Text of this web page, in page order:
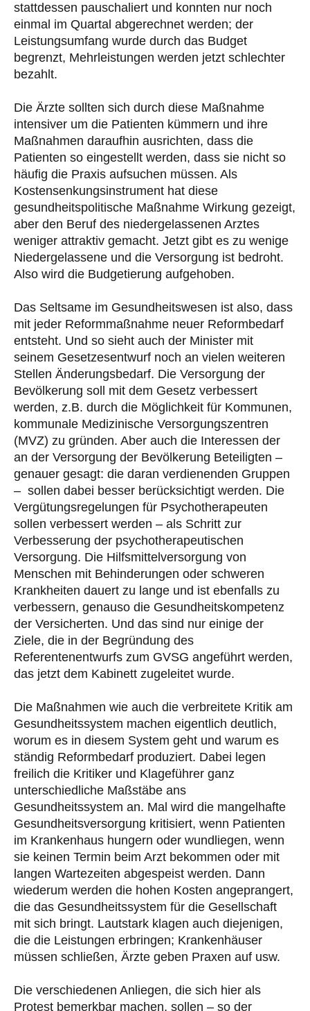
stattdessen pauschaliert und konnten nur noch
einmal im Quartal abgerechnet werden; der
Leistungsumfang wurde durch das Budget
begrenzt, Mehrleistungen werden jetzt schlechter
bezahlt.
Die Ärzte sollten sich durch diese Maßnahme
intensiver um die Patienten kümmern und ihre
Maßnahmen daraufhin ausrichten, dass die
Patienten so eingestellt werden, dass sie nicht so
häufig die Praxis aufsuchen müssen. Als
Kostensenkungsinstrument hat diese
gesundheitspolitische Maßnahme Wirkung gezeigt,
aber den Beruf des niedergelassenen Arztes
weniger attraktiv gemacht. Jetzt gibt es zu wenige
Niedergelassene und die Versorgung ist bedroht.
Also wird die Budgetierung aufgehoben.
Das Seltsame im Gesundheitswesen ist also, dass
mit jeder Reformmaßnahme neuer Reformbedarf
entsteht. Und so sieht auch der Minister mit
seinem Gesetzesentwurf noch an vielen weiteren
Stellen Änderungsbedarf. Die Versorgung der
Bevölkerung soll mit dem Gesetz verbessert
werden, z.B. durch die Möglichkeit für Kommunen,
kommunale Medizinische Versorgungszentren
(MVZ) zu gründen. Aber auch die Interessen der
an der Versorgung der Bevölkerung Beteiligten –
genauer gesagt: die daran verdienenden Gruppen
– sollen dabei besser berücksichtigt werden. Die
Vergütungsregelungen für Psychotherapeuten
sollen verbessert werden – als Schritt zur
Verbesserung der psychotherapeutischen
Versorgung. Die Hilfsmittelversorgung von
Menschen mit Behinderungen oder schweren
Krankheiten dauert zu lange und ist ebenfalls zu
verbessern, genauso die Gesundheitskompetenz
der Versicherten. Und das sind nur einige der
Ziele, die in der Begründung des
Referentenentwurfs zum GVSG angeführt werden,
das jetzt dem Kabinett zugeleitet wurde.
Die Maßnahmen wie auch die verbreitete Kritik am
Gesundheitssystem machen eigentlich deutlich,
worum es in diesem System geht und warum es
ständig Reformbedarf produziert. Dabei legen
freilich die Kritiker und Klageführer ganz
unterschiedliche Maßstäbe ans
Gesundheitssystem an. Mal wird die mangelhafte
Gesundheitsversorgung kritisiert, wenn Patienten
im Krankenhaus hungern oder wundliegen, wenn
sie keinen Termin beim Arzt bekommen oder mit
langen Wartezeiten abgespeist werden. Dann
wiederum werden die hohen Kosten angeprangert,
die das Gesundheitssystem für die Gesellschaft
mit sich bringt. Lautstark klagen auch diejenigen,
die die Leistungen erbringen; Krankenhäuser
müssen schließen, Ärzte geben Praxen auf usw.
Die verschiedenen Anliegen, die sich hier als
Protest bemerkbar machen, sollen – so der